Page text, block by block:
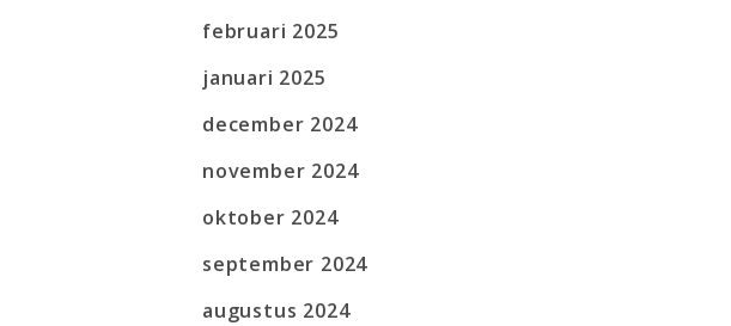
februari 2025
januari 2025
december 2024
november 2024
oktober 2024
september 2024
augustus 2024